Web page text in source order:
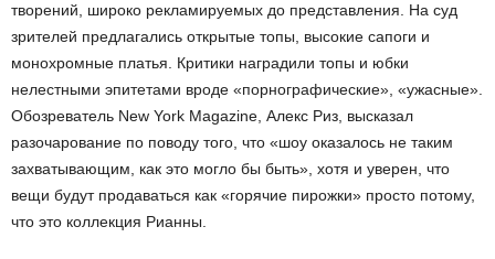
творений, широко рекламируемых до представления. На суд
зрителей предлагались открытые топы, высокие сапоги и
монохромные платья. Критики наградили топы и юбки
нелестными эпитетами вроде «порнографические», «ужасные».
Обозреватель New York Magazine, Алекс Риз, высказал
разочарование по поводу того, что «шоу оказалось не таким
захватывающим, как это могло бы быть», хотя и уверен, что
вещи будут продаваться как «горячие пирожки» просто потому,
что это коллекция Рианны.